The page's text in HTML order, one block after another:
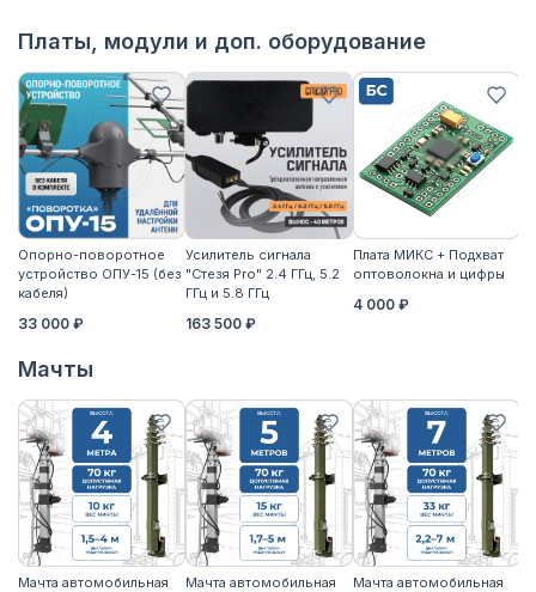
Платы, модули и доп. оборудование
Опорно-поворотное
устройство ОПУ-15 (без
кабеля)
33 000 ₽
Усилитель сигнала
"Стезя Pro" 2.4 ГГц, 5.2
ГГц и 5.8 ГГц
163 500 ₽
Плата МИКС + Подхват
оптоволокна и цифры
4 000 ₽
Мачты
Мачта автомобильная
Мачта автомобильная
Мачта автомобильная